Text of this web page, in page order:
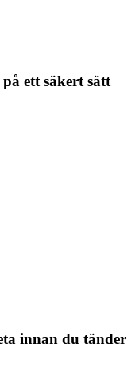
ett säkert sätt
innan du tänder